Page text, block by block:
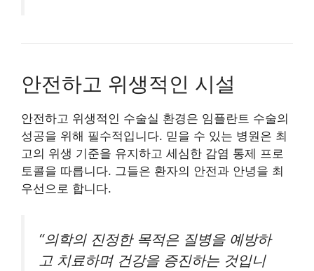
안전하고 위생적인 시설
안전하고 위생적인 수술실 환경은 임플란트 수술의
성공을 위해 필수적입니다. 믿을 수 있는 병원은 최
고의 위생 기준을 유지하고 세심한 감염 통제 프로
토콜을 따릅니다. 그들은 환자의 안전과 안녕을 최
우선으로 합니다.
“의학의 진정한 목적은 질병을 예방하
고 치료하며 건강을 증진하는 것입니